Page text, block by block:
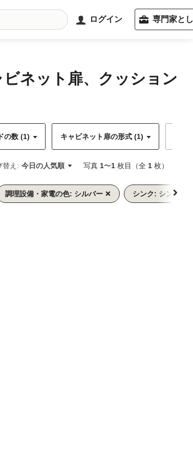
ログイン 専門家と
ネット扉、クッション
の数 (1) キャビネット扉の形式 (1)
替え: 今日の人気順 写真 1〜1 枚目（全 1 枚）
調理設備・家電の色: シルバー
シンク: シングル